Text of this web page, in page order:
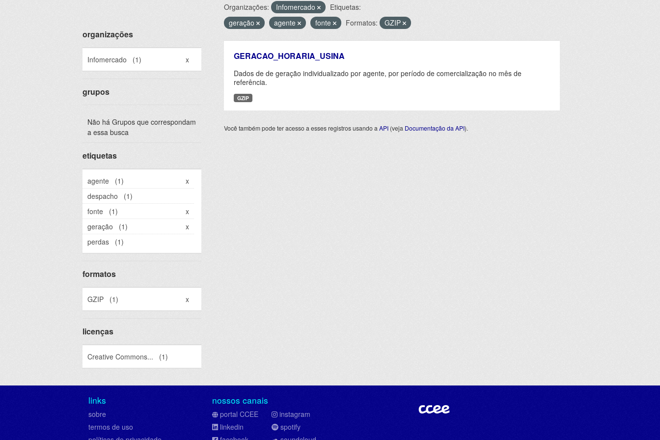
organizações
Infomercado (1) x
grupos
Não há Grupos que correspondam
a essa busca
etiquetas
agente (1)
x
despacho
(1)
fonte
(1)
x
geração
(1)
x
perdas
(1)
formatos
GZIP (1) x
licenças
Creative Commons... (1)
Organizações: Infomercado
Etiquetas:
geração
agente fonte Formatos: GZIP
GERACAO_HORARIA_USINA
Dados de de geração individualizado por agente, por período de comercialização no mês de
referência.
GZIP
Você também pode ter acesso a esses registros usando a API (veja Documentação da API).
links
sobre
termos de uso
nossos canais
portal CCEE
linkedin
instagram
spotify